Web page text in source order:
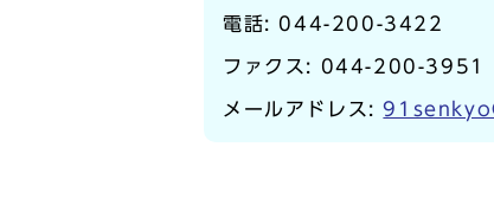
電話: 044-200-3422
ファクス: 044-200-3951
メールアドレス: